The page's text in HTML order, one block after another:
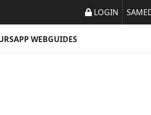
LOGIN
APP WEBGUIDES